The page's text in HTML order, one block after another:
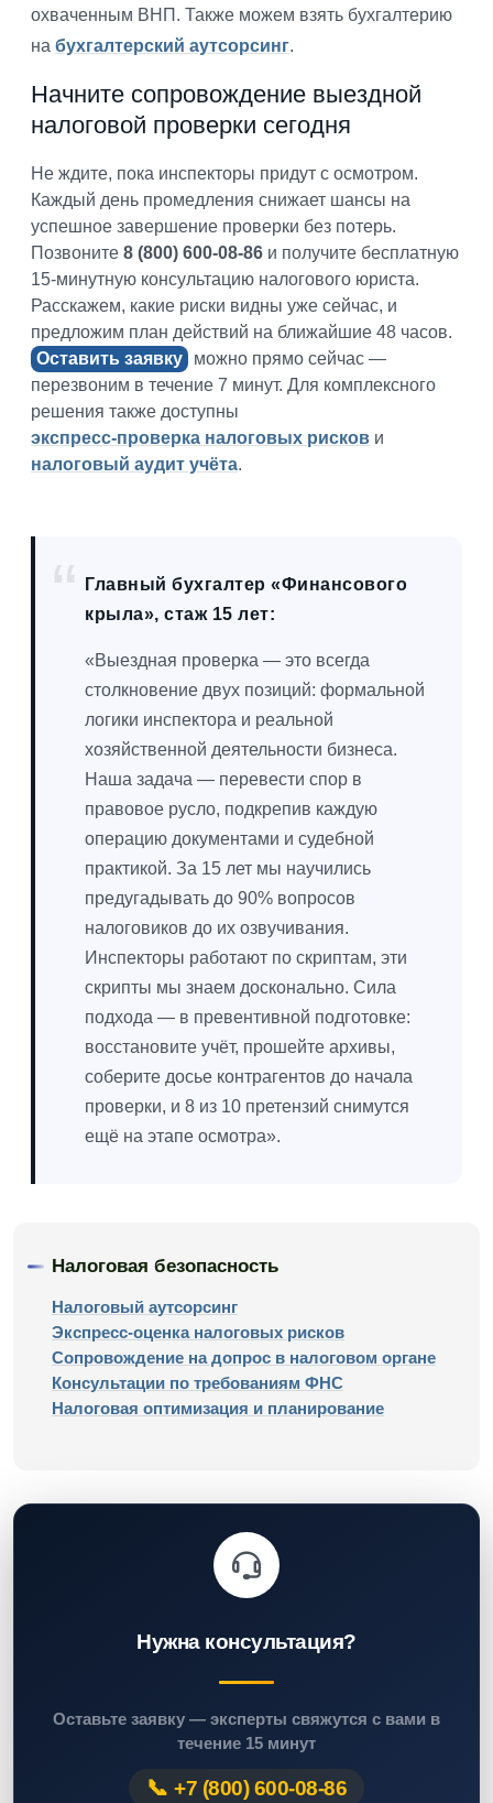
охваченным ВНП. Также можем взять бухгалтерию
на бухгалтерский аутсорсинг.
Начните сопровождение выездной
налоговой проверки сегодня
Не ждите, пока инспекторы придут с осмотром.
Каждый день промедления снижает шансы на
успешное завершение проверки без потерь.
Позвоните 8 (800) 600-08-86 и получите бесплатную
15-минутную консультацию налогового юриста.
Расскажем, какие риски видны уже сейчас, и
предложим план действий на ближайшие 48 часов.
Оставить заявку
можно прямо сейчас —
перезвоним в течение 7 минут. Для комплексного
решения также доступны
экспресс-проверка налоговых рисков и
налоговый аудит учёта.
Главный бухгалтер «Финансового
крыла», стаж 15 лет:
«Выездная проверка — это всегда
столкновение двух позиций: формальной
логики инспектора и реальной
хозяйственной деятельности бизнеса.
Наша задача — перевести спор в
правовое русло, подкрепив каждую
операцию документами и судебной
практикой. За 15 лет мы научились
предугадывать до 90% вопросов
налоговиков до их озвучивания.
Инспекторы работают по скриптам, эти
скрипты мы знаем досконально. Сила
подхода — в превентивной подготовке:
восстановите учёт, прошейте архивы,
соберите досье контрагентов до начала
проверки, и 8 из 10 претензий снимутся
ещё на этапе осмотра».
Налоговая безопасность
Налоговый аутсорсинг
Экспресс-оценка налоговых рисков
Сопровождение на допрос в налоговом органе
Консультации по требованиям ФНС
Налоговая оптимизация и планирование
Нужна консультация?
Оставьте заявку — эксперты свяжутся с вами в
течение 15 минут
+7 (800) 600-08-86